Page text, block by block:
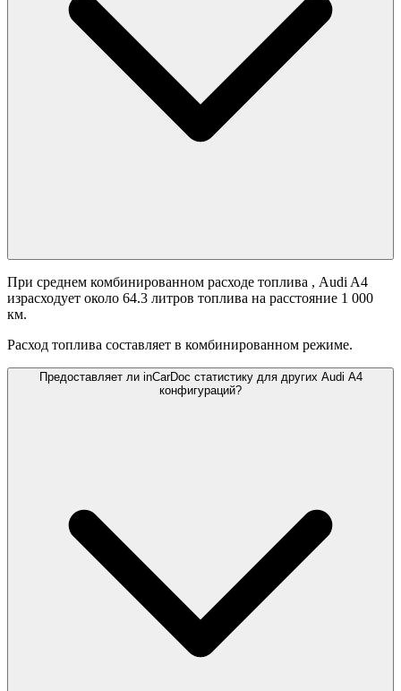
При среднем комбинированном расходе топлива , Audi A4
израсходует около 64.3 литров топлива на расстояние 1 000
км.
Расход топлива составляет в комбинированном режиме.
Предоставляет ли inCarDoc статистику для других Audi A4
конфигураций?